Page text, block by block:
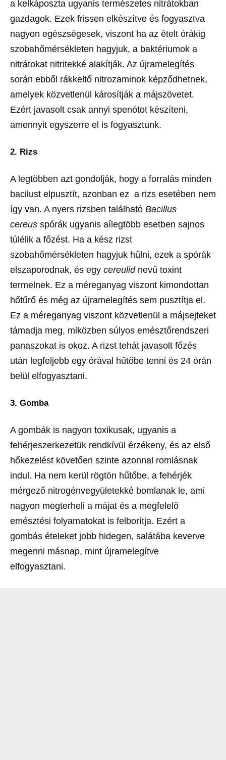
a kelkáposzta ugyanis természetes nitrátokban
gazdagok. Ezek frissen elkészítve és fogyasztva
nagyon egészségesek, viszont ha az ételt órákig
szobahőmérsékleten hagyjuk, a baktériumok a
nitrátokat nitritekké alakítják. Az újramelegítés
során ebből rákkeltő nitrozaminok képződhetnek,
amelyek közvetlenül károsítják a májszövetet.
Ezért javasolt csak annyi spenótot készíteni,
amennyit egyszerre el is fogyasztunk.
2. Rizs
A legtöbben azt gondolják, hogy a forralás minden
bacilust elpusztít, azonban ez a rizs esetében nem
így van. A nyers rizsben található Bacillus
cereus spórák ugyanis aílegtöbb esetben sajnos
túlélik a főzést. Ha a kész rizst
szobahőmérsékleten hagyjuk hűlni, ezek a spórák
elszaporodnak, és egy cereulidnevű toxint
termelnek. Ez a méreganyag viszont kimondottan
hőtűrő és még az újramelegítés sem pusztítja el.
Ez a méreganyag viszont közvetlenül a májsejteket
támadja meg, miközben súlyos emésztőrendszeri
panaszokat is okoz. A rizst tehát javasolt főzés
után legfeljebb egy órával hűtőbe tenni és 24 órán
belül elfogyasztani.
3. Gomba
A gombák is nagyon toxikusak, ugyanis a
fehérjeszerkezetük rendkívül érzékeny, és az első
hőkezelést követően szinte azonnal romlásnak
indul. Ha nem kerül rögtön hűtőbe, a fehérjék
mérgező nitrogénvegyületekké bomlanak le, ami
nagyon megterheli a májat és a megfelelő
emésztési folyamatokat is felborítja. Ezért a
gombás ételeket jobb hidegen, salátába keverve
megenni másnap, mint újramelegítve
elfogyasztani.